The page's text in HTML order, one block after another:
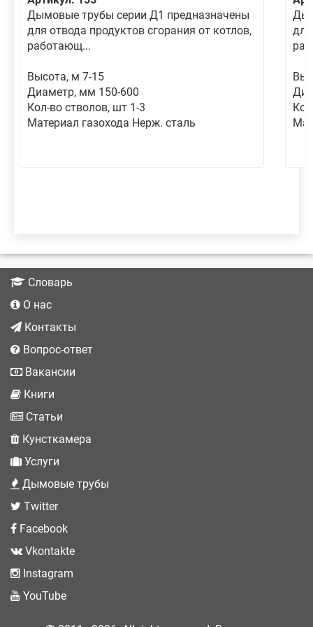
Дымовые трубы серии Д1 предназначены
для отвода продуктов сгорания от котлов,
работающ...
Высота, м 7-15
Диаметр, мм 150-600
Кол-во стволов, шт 1-3
Материал газохода Нерж. сталь
Словарь
О нас
Контакты
Вопрос-ответ
Вакансии
Книги
Статьи
Кунсткамера
Услуги
Дымовые трубы
Twitter
Facebook
Vkontakte
Instagram
YouTube